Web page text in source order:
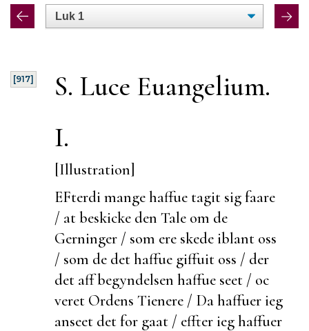
TEKSTER
MELODIER
[917]
S. Luce Euangelium.
I.
[Illustration]
EFterdi mange haffue tagit sig faare
/ atbeskicke den Tale om de
Gerninger / som ere skede iblant oss
/ som de det haffue giffuit oss / der
det aff begyndelsen haffue seet / oc
veret Ordens Tienere / Da haffuer ieg
anseet det for gaat / effter ieg haffuer